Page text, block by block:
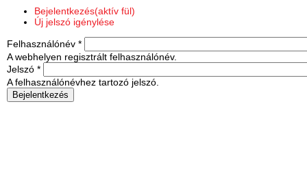
Bejelentkezés(aktív fül)
Új jelszó igénylése
Felhasználónév *
A webhelyen regisztrált felhasználónév.
Jelszó *
A felhasználónévhez tartozó jelszó.